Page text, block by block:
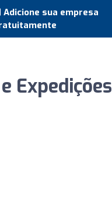
Adicione sua empresa
Expedições